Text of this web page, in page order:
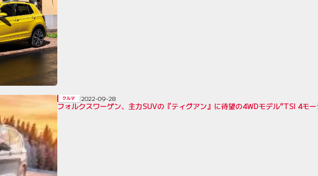
フォルクスワーゲン、主力SUVの『ティグアン』に待望の4WDモデル“TSI 4モ
クルマ 2022-09-28